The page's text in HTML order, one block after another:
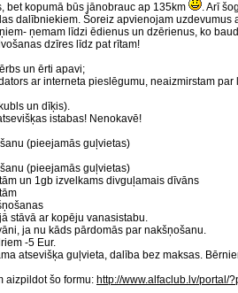
bet kopumā būs jānobrauc ap 135km
. Arī
dalībniekiem. Šoreiz apvienojam uzdevumus
ņemam līdzi ēdienus un dzērienus, ko
dzīres līdz pat rītam!
un ērti apavi;
ar interneta pieslēgumu, neaizmirstam par
un dīķis).
istabas! Nenokavē!
(pieejamās guļvietas)
(pieejamās guļvietas)
un 1gb izvelkams divguļamais dīvāns
stāvā ar kopēju vanasistabu.
ja nu kāds pārdomās par nakšņošanu.
-5 Eur.
atsevišķa guļvieta, dalība bez maksas.
aizpildot šo formu: http://www.alfaclub.lv/portal/